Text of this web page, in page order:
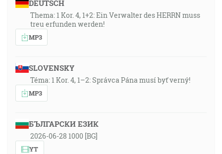
DEUTSCH
Thema: 1 Kor. 4, 1+2: Ein Verwalter des HERRN muss
treu erfunden werden!
MP3
SLOVENSKY
Téma: 1 Kor. 4, 1–2: Správca Pána musí byť verný!
MP3
БЪЛГАРСКИ ЕЗИК
2026-06-28 1000 [BG]
YT